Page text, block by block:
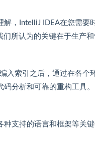
解，IntelliJ IDEA在您需
所认为的关键在于生产和
入索引之后，通过在各
分析和可靠的重构工具。
支持的语言和框架等关